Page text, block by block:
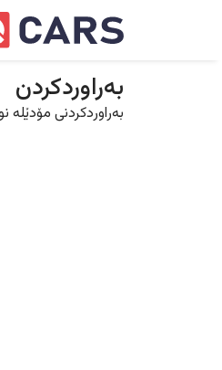
بەراوردکردن
بەراوردکردنی